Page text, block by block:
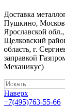
Доставка
Пушкино,
Ярославской
Щелковский
область, г.
заправкой
Механикус)
Наверх
+7(495)763-55-66